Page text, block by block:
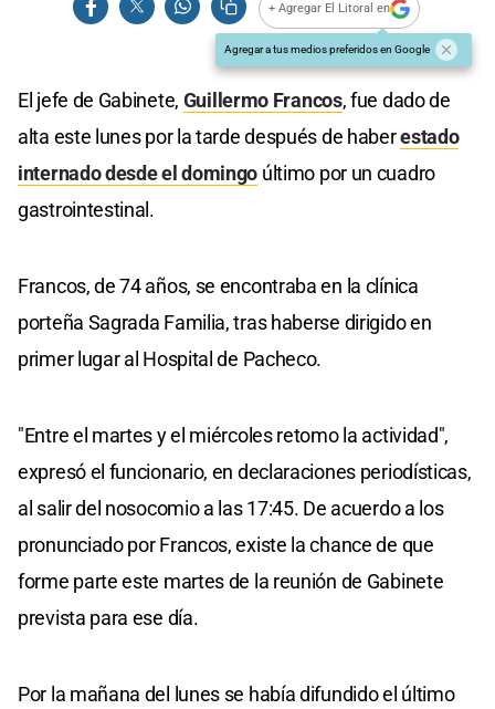
+ Agregar El Litoral en
Agregar a tus medios preferidos en Google
El jefe de Gabinete, Guillermo Francos, fue dado de
alta este lunes por la tarde después de haberestado
internado desde el domingo último por un cuadro
gastrointestinal.
Francos, de 74 años, se encontraba en la clínica
porteña Sagrada Familia, tras haberse dirigido en
primer lugar al Hospital de Pacheco.
"Entre el martes y el miércoles retomo la actividad",
expresó el funcionario, en declaraciones periodísticas,
al salir del nosocomio a las 17:45. De acuerdo a los
pronunciado por Francos, existe la chance de que
forme parte este martes de la reunión de Gabinete
prevista para ese día.
Por la mañana del lunes se había difundido el último